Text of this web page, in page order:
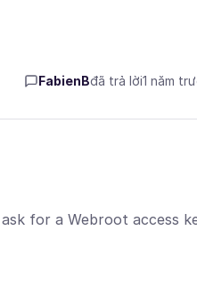
FabienBđã trả lời1 năm
for a Webroot access